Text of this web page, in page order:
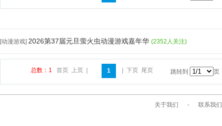
[动漫游戏] 2026第37届元旦萤火虫动漫游戏嘉年华 (2352人关注)
总数：1 首页 上页 1 下页 尾页 跳转到 页
关于我们 - 联系我们